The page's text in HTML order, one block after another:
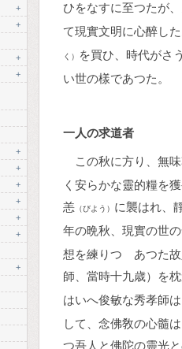
+
+
+
+
+
+
+
+
+
+
+
ひをなすに至つたが
て現實文明に心醉し
く）
を買ひ、時代がさ
い世の樣であつた。
一人の求道者
この秋に方り、無
く安らかな靈的糧を
恙 （びよう） に襲はれ、
年の晩秋、現實の世
想を練りつゝあつた
師、當時十九歳）を
はいへ俊敏な秀孝師
して、念佛敎の心髓
つ吾人と佛陀の靈光